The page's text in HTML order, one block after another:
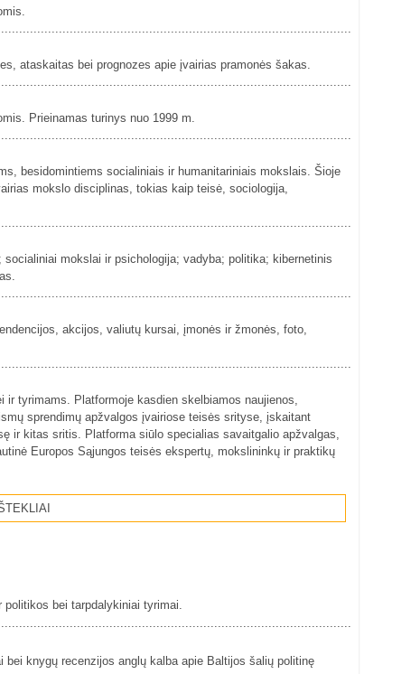
ataskaitas bei prognozes apie įvairias pramonės šakas.
Prieinamas turinys nuo 1999 m.
besidomintiems socialiniais ir humanitariniais mokslais. Šioje
mokslo disciplinas, tokias kaip teisė, sociologija,
mokslai ir psichologija; vadyba; politika; kibernetinis
akcijos, valiutų kursai, įmonės ir žmonės, foto,
tyrimams. Platformoje kasdien skelbiamos naujienos,
sprendimų apžvalgos įvairiose teisės srityse, įskaitant
ir kitas sritis. Platforma siūlo specialias savaitgalio apžvalgas,
Europos Sąjungos teisės ekspertų, mokslininkų ir praktikų
bei tarpdalykiniai tyrimai.
knygų recenzijos anglų kalba apie Baltijos šalių politinę